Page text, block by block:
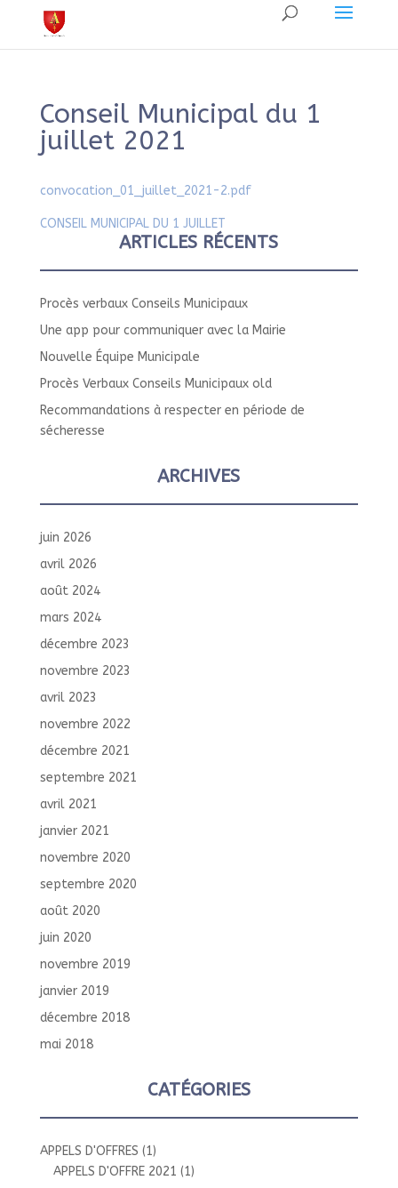
Conseil Municipal du 1
juillet 2021
convocation_01_juillet_2021-2.pdf
CONSEIL MUNICIPAL DU 1 JUILLET
ARTICLES RÉCENTS
Procès verbaux Conseils Municipaux
Une app pour communiquer avec la Mairie
Nouvelle Équipe Municipale
Procès Verbaux Conseils Municipaux old
Recommandations à respecter en période de
sécheresse
ARCHIVES
juin 2026
avril 2026
août 2024
mars 2024
décembre 2023
novembre 2023
avril 2023
novembre 2022
décembre 2021
septembre 2021
avril 2021
janvier 2021
novembre 2020
septembre 2020
août 2020
juin 2020
novembre 2019
janvier 2019
décembre 2018
mai 2018
CATÉGORIES
APPELS D'OFFRES (1)
APPELS D'OFFRE 2021 (1)